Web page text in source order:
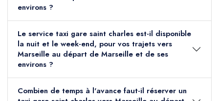
environs ?
Le service taxi gare saint charles est-il disponible
la nuit et le week-end, pour vos trajets vers
Marseille au départ de Marseille et de ses
environs ?
Combien de temps à l'avance faut-il réserver un